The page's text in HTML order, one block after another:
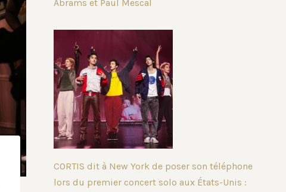
Abrams et Paul Mescal
CORTIS dit à New York de poser son téléphone
lors du premier concert solo aux États-Unis :